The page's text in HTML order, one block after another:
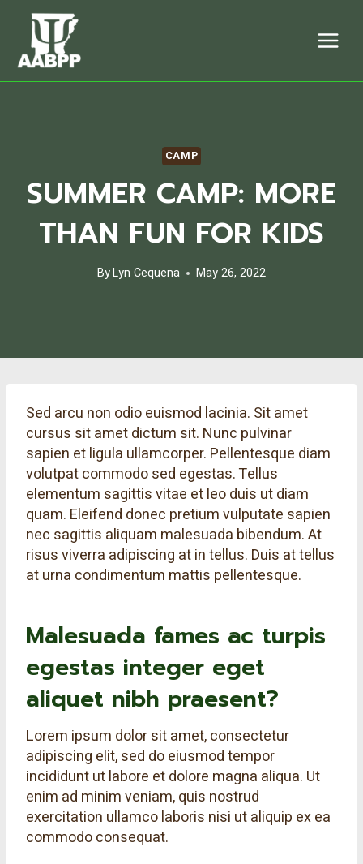
content
CAMP
SUMMER CAMP: MORE
THAN FUN FOR KIDS
ByLyn Cequena May 26, 2022
Sed arcu non odio euismod lacinia. Sit amet
cursus sit amet dictum sit. Nunc pulvinar
sapien et ligula ullamcorper. Pellentesque diam
volutpat commodo sed egestas. Tellus
elementum sagittis vitae et leo duis ut diam
quam. Eleifend donec pretium vulputate sapien
nec sagittis aliquam malesuada bibendum. At
risus viverra adipiscing at in tellus. Duis at tellus
at urna condimentum mattis pellentesque.
Malesuada fames ac turpis
egestas integer eget
aliquet nibh praesent?
Lorem ipsum dolor sit amet, consectetur
adipiscing elit, sed do eiusmod tempor
incididunt ut labore et dolore magna aliqua. Ut
enim ad minim veniam, quis nostrud
exercitation ullamco laboris nisi ut aliquip ex ea
commodo consequat.